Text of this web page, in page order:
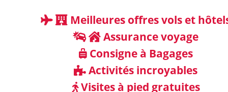
Meilleures offres vols et
Assurance voyage
Consigne à Bagages
Activités incroyables
Visites à pied gratuites